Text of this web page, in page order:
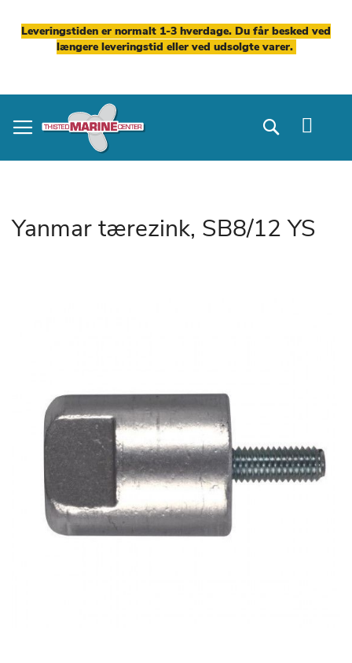
Leveringstiden er normalt 1-3 hverdage. Du får besked ved
længere leveringstid eller ved udsolgte varer.
to
Content
Search
Yanmar tærezink, SB8/12 YS